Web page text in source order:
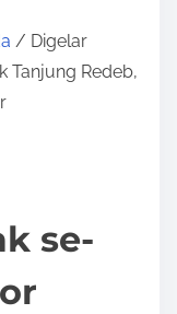
/ Digelar
Tanjung Redeb,
se-